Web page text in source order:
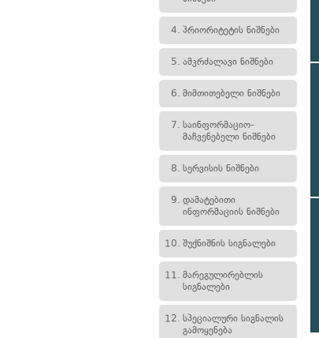
4. პრიორიტეტის ნიშნები
5. ამკრძალავი ნიშნები
6. მიმთითებელი ნიშნები
7. საინფორმაციო-
მაჩვენებელი ნიშნები
8. სერვისის ნიშნები
9. დამატებითი
ინფორმაციის ნიშნები
10. შუქნიშნის სიგნალები
11. მარეგულირებლის
სიგნალები
12. სპეციალური სიგნალის
გამოყენება